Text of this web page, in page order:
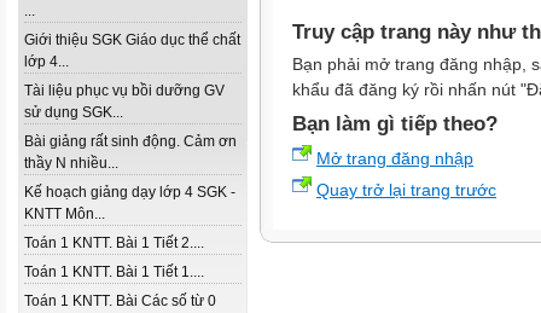
...
Giới thiệu SGK Giáo dục thể chất
lớp 4...
Tài liệu phục vụ bồi dưỡng GV
sử dụng SGK...
Bài giảng rất sinh động. Cảm ơn
thầy N nhiều...
Kế hoạch giảng dạy lớp 4 SGK -
KNTT Môn...
Toán 1 KNTT. Bài 1 Tiết 2....
Toán 1 KNTT. Bài 1 Tiết 1....
Toán 1 KNTT. Bài Các số từ 0
Truy cập trang này như
Bạn phải mở trang đăng nhập,
khẩu đã đăng ký rồi nhấn nút
Bạn làm gì tiếp theo?
Mở trang đăng nhập
Quay trở lại trang trước